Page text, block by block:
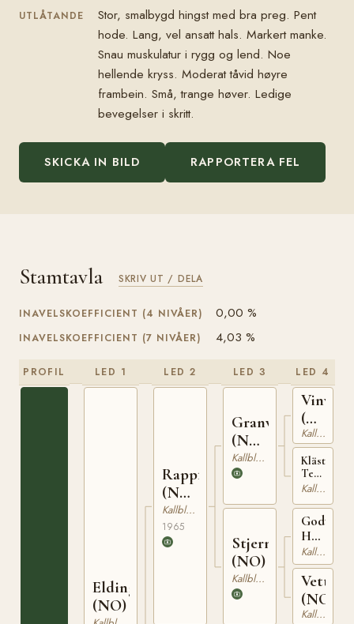
UTLÅTANDE
Stor, smalbygd hingst med bra preg. Pent
hode. Lang, vel ansatt hals. Markert manke.
Snau muskulatur i rygg og lend. Noe
hellende kryss. Moderat tåvid høyre
frambein. Små, trange høver. Ledige
bevegelser i skritt.
SKICKA IN BILD RAPPORTERA FEL
Stamtavla SKRIV UT / DELA
INAVELSKOEFFICIENT (4 NIVÅER) 0,00 %
INAVELSKOEFFICIENT (7 NIVÅER) 4,03 %
PROFIL LED 1
Elding
(NO)
LED 2
Rappfot
(NO)
NT
75
Kallblodig Travare
1965
LED 3
Granvar
(NO)
NT
52
Kallblodig Travare
Stjernefrid
(NO)
Kallblodig Travare
LED 4
Vinvar
(NO)
T-
230
Kallblodig Travare
Klästad
Terna
(NO)
1427
Kallblodig Travare
Godt
Håp
(NO)
T-
256
Kallblodig Travare
(NO)
Kallblodig Travare